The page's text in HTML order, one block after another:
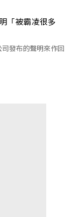
「被霸凌很多
發布的聲明來作回